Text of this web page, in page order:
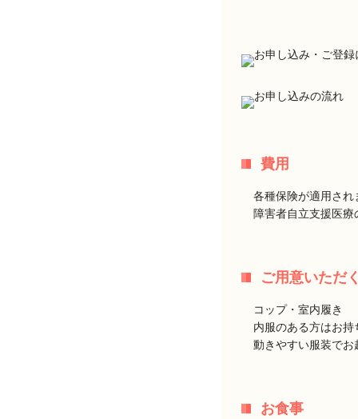
費用
各種保険が適用され
障害者自立支援医
ご用意いただ
コップ・室内履き
内服のある方はお持
動きやすい服装でお
お食事